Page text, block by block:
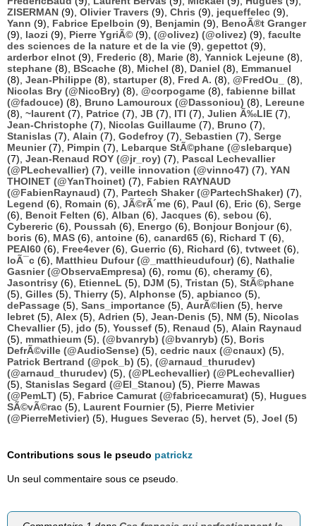
ZISERMAN (9), Olivier Travers (9), Chris (9), jequeffelec (9),
Yann (9), Fabrice Epelboin (9), Benjamin (9), BenoÃ®t Granger
(9), laozi (9), Pierre YgriÃ© (9), (@olivez) (@olivez) (9), faculte
des sciences de la nature et de la vie (9), gepettot (9),
arderbor elnot (9), Frederic (8), Marie (8), Yannick Lejeune (8),
stephane (8), BScache (8), Michel (8), Daniel (8), Emmanuel
(8), Jean-Philippe (8), startuper(8), Fred A. (8), @FredOu_
(8),
Nicolas Bry (@NicoBry) (8), @corpogame (8), fabienne billat
(@fadouce) (8), Bruno Lamouroux (@Dassoniou) (8), Lereune
(8), ~laurent (7), Patrice (7), JB (7), ITI (7), Julien Ã‰LIE (7),
Jean-Christophe (7), Nicolas Guillaume (7), Bruno (7),
Stanislas (7), Alain (7), Godefroy (7), Sebastien (7), Serge
Meunier(7), Pimpin (7), Lebarque StÃ©phane (@slebarque)
(7), Jean-Renaud ROY (@jr_roy) (7), Pascal Lechevallier
(@PLechevallier) (7), veille innovation (@vinno47) (7), YAN
THOINET (@YanThoinet) (7), Fabien RAYNAUD
(@FabienRaynaud) (7), Partech Shaker (@PartechShaker) (7),
Legend (6), Romain (6), JÃ©rÃ´me (6), Paul (6), Eric (6), Serge
(6), Benoit Felten (6), Alban (6), Jacques (6), sebou (6),
Cybereric (6), Poussah (6), Energo (6), Bonjour Bonjour(6),
boris (6), MAS (6), antoine (6), canard65 (6), Richard T (6),
PEAI60 (6), Free4ever(6), Guerric (6), Richard (6), tvtweet (6),
loÃ¯c (6), Matthieu Dufour (@_matthieudufour) (6), Nathalie
Gasnier (@ObservaEmpresa) (6), romu (6), cheramy (6),
Jasontrisy (6), EtienneL (5), DJM (5), Tristan (5), StÃ©phane
(5), Gilles (5), Thierry (5), Alphonse (5), apbianco (5),
dePassage (5), Sans_importance (5), AurÃ©lien (5), herve
lebret (5), Alex (5), Adrien (5), Jean-Denis (5), NM (5), Nicolas
Chevallier(5), jdo (5), Youssef (5), Renaud (5), Alain Raynaud
(5), mmathieum (5), (@bvanryb) (@bvanryb) (5), Boris
DefrÃ©ville (@AudioSense) (5), cedric naux (@cnaux) (5),
Patrick Bertrand (@pck_b) (5), (@arnaud_thurudev)
(@arnaud_thurudev) (5), (@PLechevallier) (@PLechevallier)
(5), Stanislas Segard (@El_Stanou) (5), Pierre Mawas
(@PemLT) (5), Fabrice Camurat (@fabricecamurat) (5), Hugues
SÃ©vÃ©rac (5), Laurent Fournier(5), Pierre Metivier
(@PierreMetivier) (5), Hugues Severac (5), hervet (5), Joel (5)
Contributions sous le pseudo patrickz
Un seul commentaire sous ce pseudo.